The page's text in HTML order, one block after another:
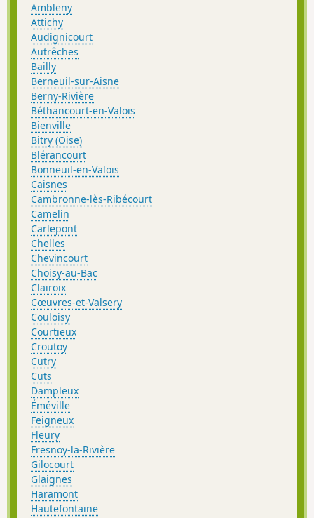
Ambleny
Attichy
Audignicourt
Autrêches
Bailly
Berneuil-sur-Aisne
Berny-Rivière
Béthancourt-en-Valois
Bienville
Bitry (Oise)
Blérancourt
Bonneuil-en-Valois
Caisnes
Cambronne-lès-Ribécourt
Camelin
Carlepont
Chelles
Chevincourt
Choisy-au-Bac
Clairoix
Cœuvres-et-Valsery
Couloisy
Courtieux
Croutoy
Cutry
Cuts
Dampleux
Éméville
Feigneux
Fleury
Fresnoy-la-Rivière
Gilocourt
Glaignes
Haramont
Hautefontaine